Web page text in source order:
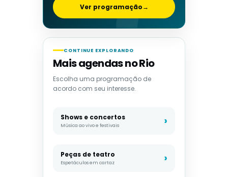
Ver programação→
CONTINUE EXPLORANDO
Mais agendas no Rio
Escolha uma programação de
acordo com seu interesse.
Shows e concertos
Música ao vivo e festivais
Peças de teatro
Espetáculos em cartaz